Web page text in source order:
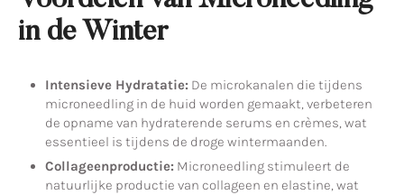
in de Winter
Intensieve Hydratatie: De microkanalen die tijdens
microneedling in de huid worden gemaakt, verbeteren
de opname van hydraterende serums en crèmes, wat
essentieel is tijdens de droge wintermaanden.
Collageenproductie: Microneedling stimuleert de
natuurlijke productie van collageen en elastine, wat